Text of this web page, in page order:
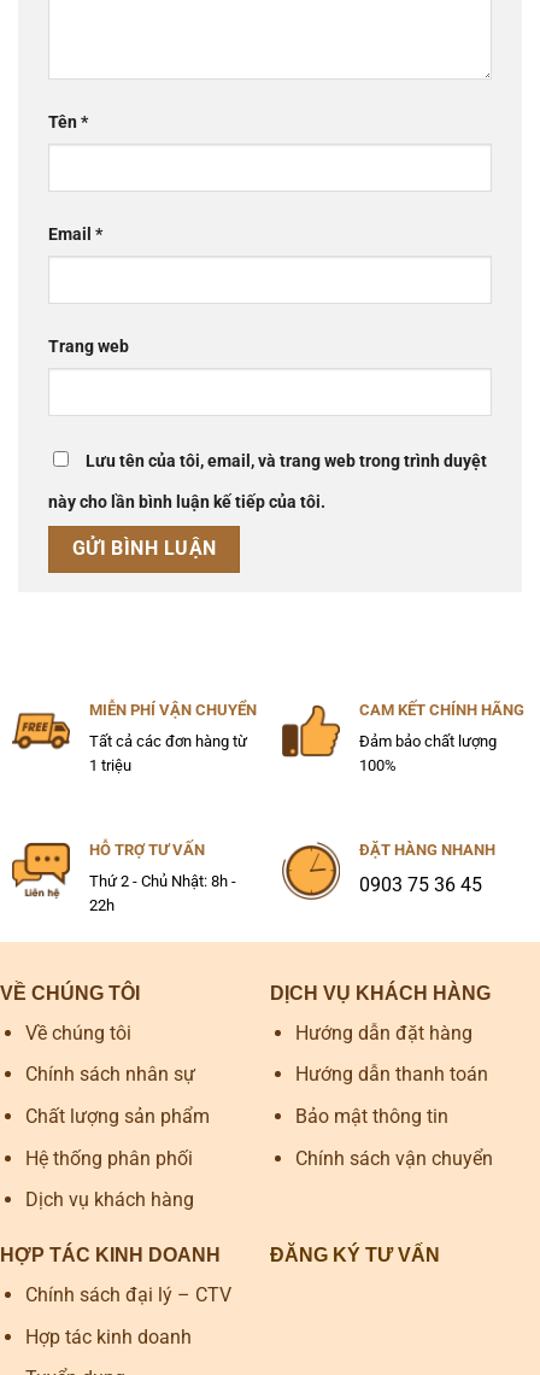
Tên*
Email *
Trang web
Lưu tên của tôi, email, và trang web trong trình duyệt
này cho lần bình luận kế tiếp của tôi.
MIỄN PHÍ VẬN CHUYỂN
Tất cả các đơn hàng từ
1 triệu
CAM KẾT CHÍNH HÃNG
Đảm bảo chất lượng
100%
HỖ TRỢ TƯ VẤN
Thứ 2 - Chủ Nhật: 8h -
22h
ĐẶT HÀNG NHANH
0903 75 36 45
VỀ CHÚNG TÔI
Về chúng tôi
Chính sách nhân sự
Chất lượng sản phẩm
Hệ thống phân phối
Dịch vụ khách hàng
DỊCH VỤ KHÁCH HÀNG
Hướng dẫn đặt hàng
Hướng dẫn thanh toán
Bảo mật thông tin
Chính sách vận chuyển
HỢP TÁC KINH DOANH
Chính sách đại lý – CTV
Hợp tác kinh doanh
ĐĂNG KÝ TƯ VẤN